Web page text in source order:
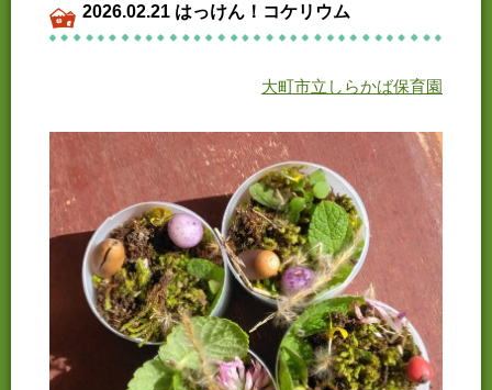
2026.02.21 はっけん！コケリウム
大町市立しらかば保育園